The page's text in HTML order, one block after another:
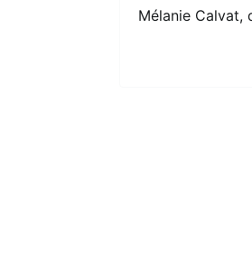
Mélanie Calvat,